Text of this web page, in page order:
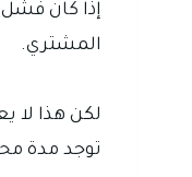
إذا كان
المشتري.
لكن هذا لا
توجد مدة